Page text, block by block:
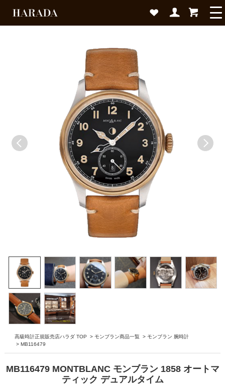
高級時計正規販売店ハラダ TOP > モンブラン商品一覧 > モンブラン 腕時計
> MB116479
MB116479 MONTBLANC モンブラン 1858 オートマ
ティック デュアルタイム